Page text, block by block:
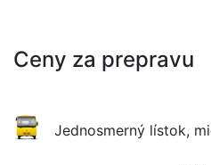
Ceny za prepravu
Jednosmerný lístok,